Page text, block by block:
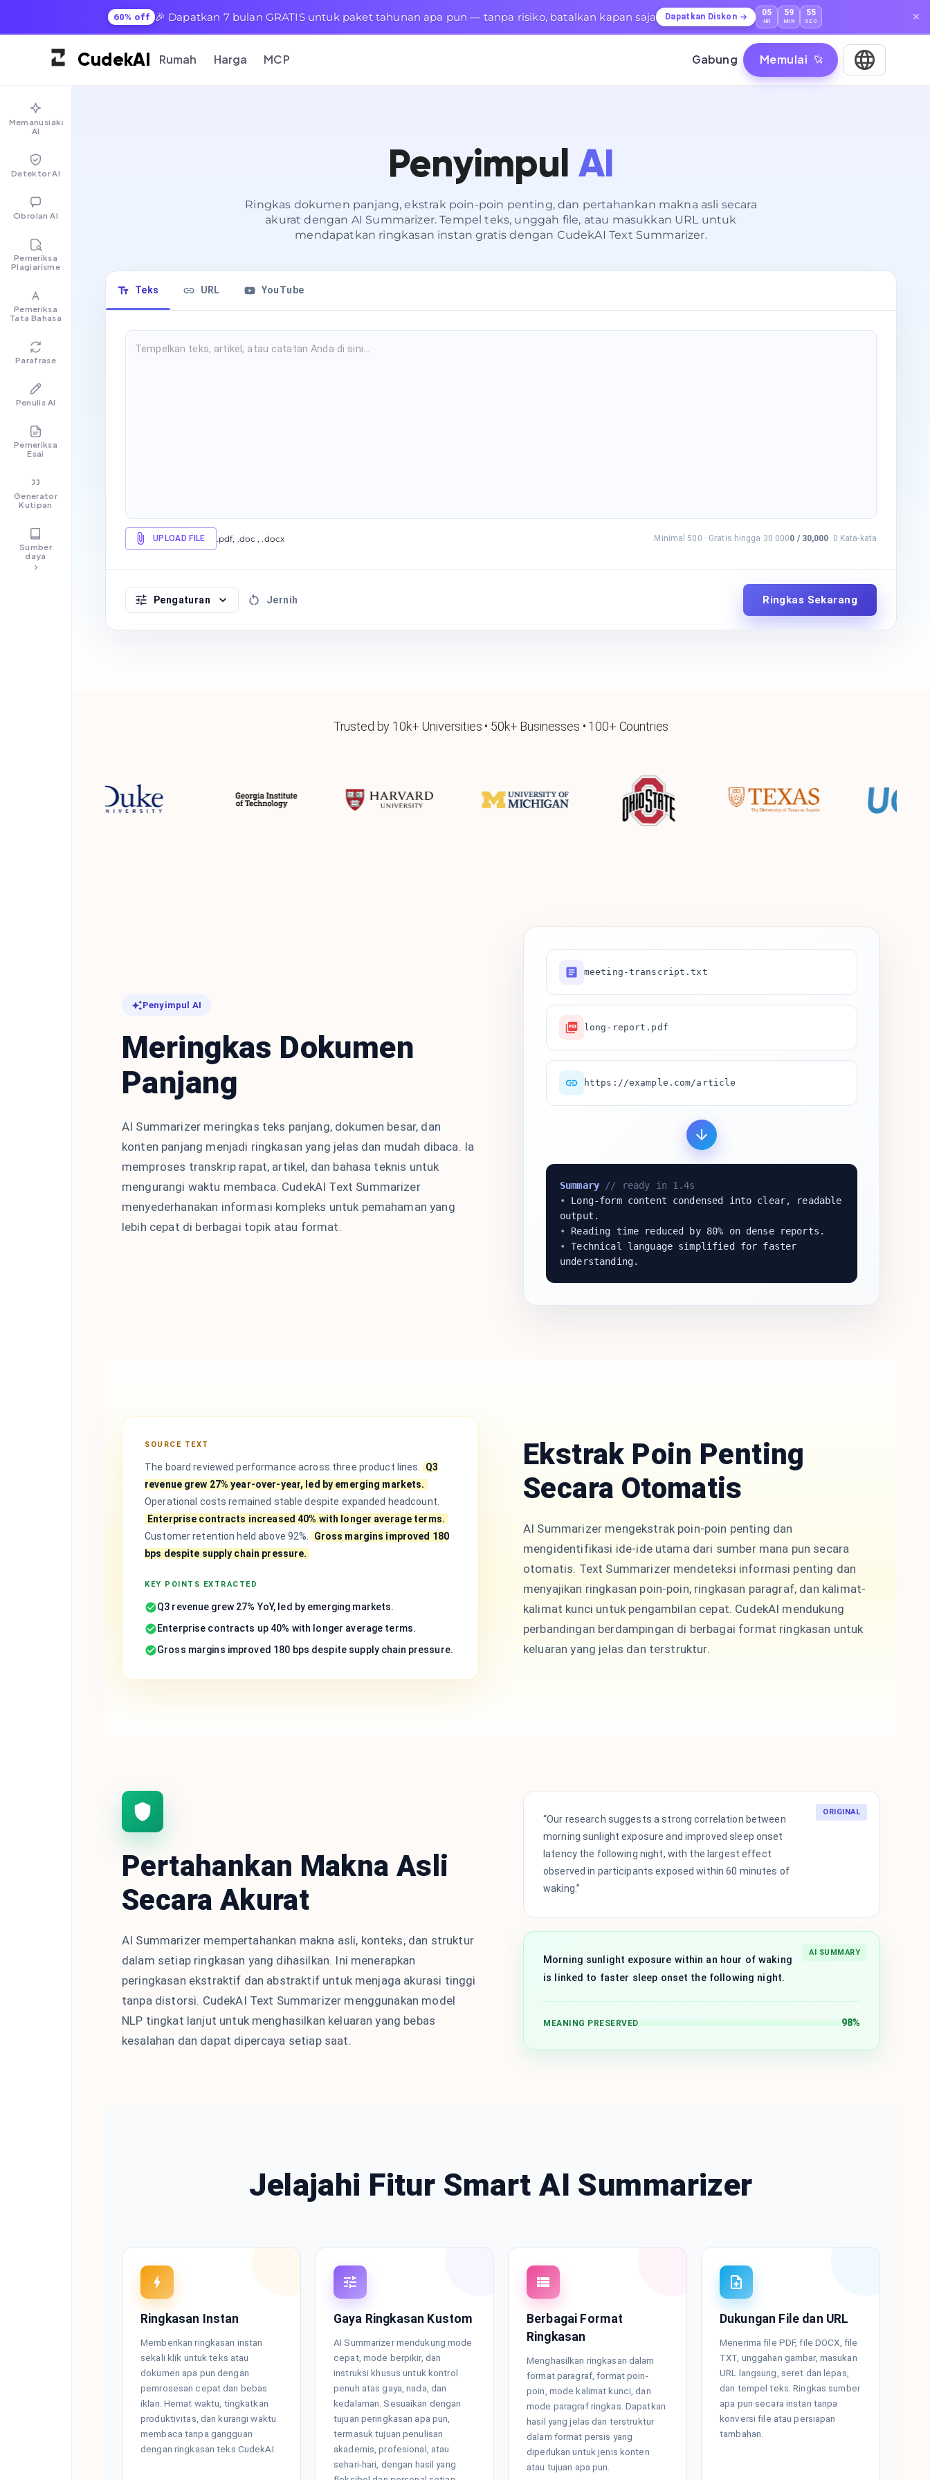
60% off 🎉 Dapatkan 7 bulan GRATIS untuk paket tahunan apa pun — tanpa risiko, batalkan kapan saja Dapatkan Diskon 05
HR
59
MIN
53
SEC
CudekAI Rumah Harga MCP Gabung Memulai
Memanusiakan
AI
Detektor AI
Obrolan AI
Pemeriksa
Plagiarisme
Pemeriksa
Tata Bahasa
Parafrase
Penulis AI
Pemeriksa
Esai
Generator
Kutipan
Sumber
daya
Penyimpul AI
Ringkas dokumen panjang, ekstrak poin-poin penting, dan pertahankan makna asli secara
akurat dengan AI Summarizer. Tempel teks, unggah file, atau masukkan URL untuk
mendapatkan ringkasan instan gratis dengan CudekAI Text Summarizer.
Teks URL YouTube
UPLOAD FILE .pdf, .doc , .docx Minimal 500 · Gratis hingga 30.0000 / 30,000· 0 Kata-kata
Pengaturan Jernih Ringkas Sekarang
Trusted by 10k+ Universities • 50k+ Businesses • 100+ Countries
Penyimpul AI
Meringkas Dokumen
Panjang
AI Summarizer meringkas teks panjang, dokumen besar, dan
konten panjang menjadi ringkasan yang jelas dan mudah dibaca. Ia
memproses transkrip rapat, artikel, dan bahasa teknis untuk
mengurangi waktu membaca. CudekAI Text Summarizer
menyederhanakan informasi kompleks untuk pemahaman yang
lebih cepat di berbagai topik atau format.
meeting-transcript.txt
long-report.pdf
https://example.com/article
Summary // ready in 1.4s
•
Long-form content condensed into clear, readable
output.
•
Reading time reduced by 80% on dense reports.
•
Technical language simplified for faster
understanding.
SOURCE TEXT
The board reviewed performance across three product lines.
Q3
revenue grew 27% year-over-year, led by emerging markets.
Operational costs remained stable despite expanded headcount.
Enterprise contracts increased 40% with longer average terms.
Customer retention held above 92%.
Gross margins improved 180
bps despite supply chain pressure.
KEY POINTS EXTRACTED
Q3 revenue grew 27% YoY, led by emerging markets.
Enterprise contracts up 40% with longer average terms.
Gross margins improved 180 bps despite supply chain pressure.
Ekstrak Poin Penting
Secara Otomatis
AI Summarizer mengekstrak poin-poin penting dan
mengidentifikasi ide-ide utama dari sumber mana pun secara
otomatis. Text Summarizer mendeteksi informasi penting dan
menyajikan ringkasan poin-poin, ringkasan paragraf, dan kalimat-
kalimat kunci untuk pengambilan cepat. CudekAI mendukung
perbandingan berdampingan di berbagai format ringkasan untuk
keluaran yang jelas dan terstruktur.
Pertahankan Makna Asli
Secara Akurat
AI Summarizer mempertahankan makna asli, konteks, dan struktur
dalam setiap ringkasan yang dihasilkan. Ini menerapkan
peringkasan ekstraktif dan abstraktif untuk menjaga akurasi tinggi
tanpa distorsi. CudekAI Text Summarizer menggunakan model
NLP tingkat lanjut untuk menghasilkan keluaran yang bebas
kesalahan dan dapat dipercaya setiap saat.
ORIGINAL
“Our research suggests a strong correlation between
morning sunlight exposure and improved sleep onset
latency the following night, with the largest effect
observed in participants exposed within 60 minutes of
waking.”
AI SUMMARY
Morning sunlight exposure within an hour of waking
is linked to faster sleep onset the following night.
MEANING PRESERVED 98%
Jelajahi Fitur Smart AI Summarizer
Ringkasan Instan
Memberikan ringkasan instan
sekali klik untuk teks atau
dokumen apa pun dengan
pemrosesan cepat dan bebas
iklan. Hemat waktu, tingkatkan
produktivitas, dan kurangi waktu
membaca tanpa gangguan
dengan ringkasan teks CudekAI.
Gaya Ringkasan Kustom
AI Summarizer mendukung mode
cepat, mode berpikir, dan
instruksi khusus untuk kontrol
penuh atas gaya, nada, dan
kedalaman. Sesuaikan dengan
tujuan peringkasan apa pun,
termasuk tujuan penulisan
akademis, profesional, atau
sehari-hari, dengan hasil yang
Berbagai Format
Ringkasan
Menghasilkan ringkasan dalam
format paragraf, format poin-
poin, mode kalimat kunci, dan
mode paragraf ringkas. Dapatkan
hasil yang jelas dan terstruktur
dalam format persis yang
diperlukan untuk jenis konten
atau tujuan apa pun.
Dukungan File dan URL
Menerima file PDF, file DOCX, file
TXT, unggahan gambar, masukan
URL langsung, seret dan lepas,
dan tempel teks. Ringkas sumber
apa pun secara instan tanpa
konversi file atau persiapan
tambahan.